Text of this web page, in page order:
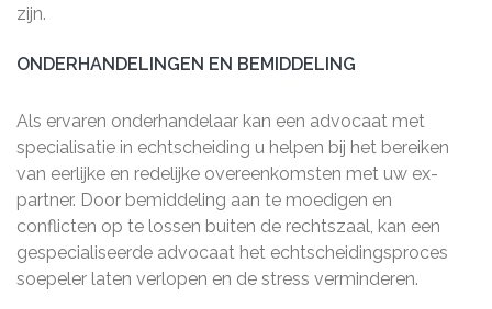
zijn.
ONDERHANDELINGEN EN BEMIDDELING
Als ervaren onderhandelaar kan een advocaat met
specialisatie in echtscheiding u helpen bij het bereiken
van eerlijke en redelijke overeenkomsten met uw ex-
partner. Door bemiddeling aan te moedigen en
conflicten op te lossen buiten de rechtszaal, kan een
gespecialiseerde advocaat het echtscheidingsproces
soepeler laten verlopen en de stress verminderen.